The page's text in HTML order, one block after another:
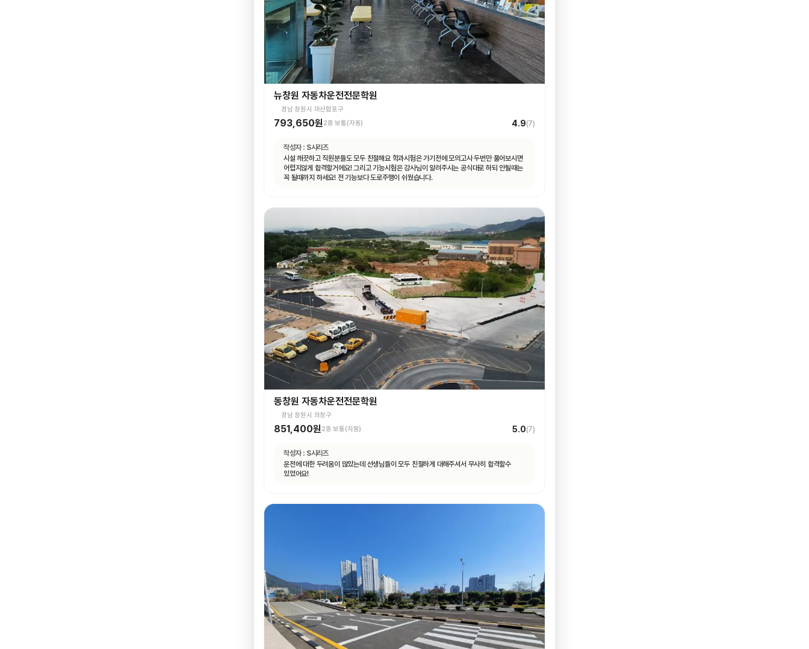
뉴창원 자동차운전전문학원
경남 창원시 마산합포구
793,650원2종 보통(자동) 4.9(7)
작성자 : S시리즈
시설 깨끗하고 직원분들도 모두 친절해요 학과시험은 가기전에 모의고사 두번만 풀어보시면
어렵지않게 합격할거에요! 그리고 기능시험은 강사님이 알려주시는 공식대로 하되 안될때는
꼭 될때까지 하세요! 전 기능보다 도로주행이 쉬웠습니다.
동창원 자동차운전전문학원
경남 창원시 의창구
851,400원 2종 보통(자동) 5.0(7)
작성자 : S시리즈
운전에 대한 두려움이 많았는데 선생님들이 모두 친절하게 대해주셔서 무사히 합격할수
있었어요!